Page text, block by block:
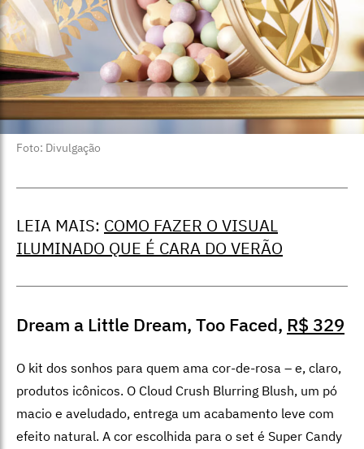
Foto: Divulgação
LEIA MAIS: COMO FAZER O VISUAL
ILUMINADO QUE É CARA DO VERÃO
Dream a Little Dream, Too Faced, R$ 329
O kit dos sonhos para quem ama cor-de-rosa – e, claro,
produtos icônicos. O Cloud Crush Blurring Blush, um pó
macio e aveludado, entrega um acabamento leve com
efeito natural. A cor escolhida para o set é Super Candy